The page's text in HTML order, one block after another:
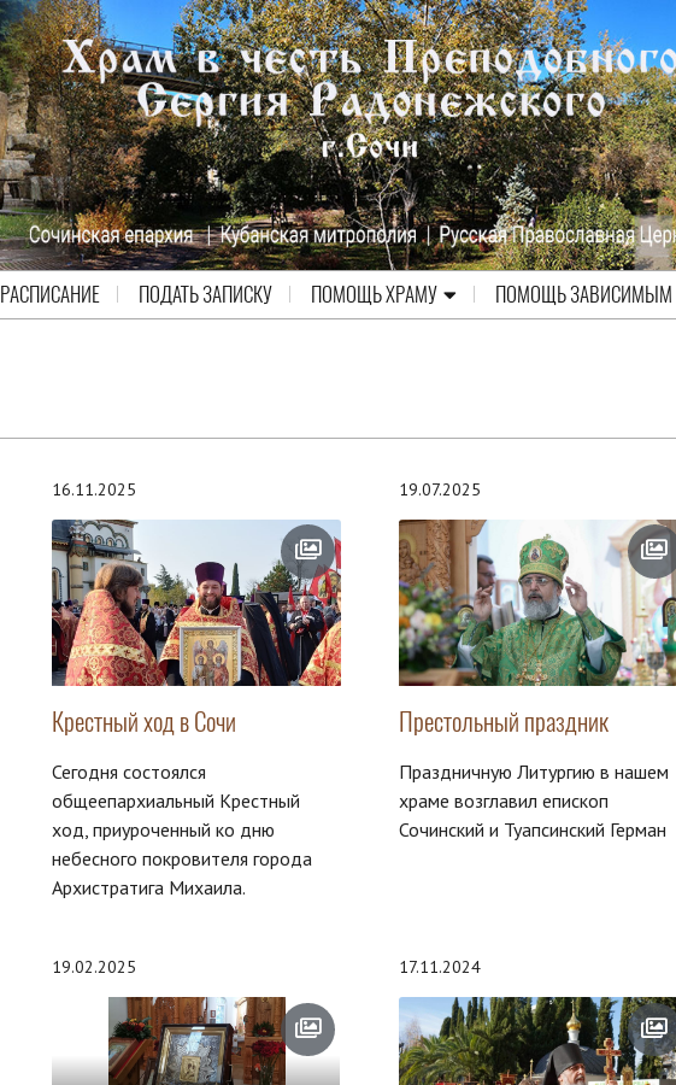
РАСПИСАНИЕ ПОДАТЬ ЗАПИСКУ ПОМОЩЬ ХРАМУ ПОМОЩЬ ЗАВИСИМЫМ
16.11.2025
Крестный ход в Сочи
Сегодня состоялся
общеепархиальный Крестный
ход, приуроченный ко дню
небесного покровителя города
Архистратига Михаила.
19.07.2025
Престольный праздник
Праздничную Литургию в нашем
храме возглавил епископ
Сочинский и Туапсинский Герман
19.02.2025 17.11.2024